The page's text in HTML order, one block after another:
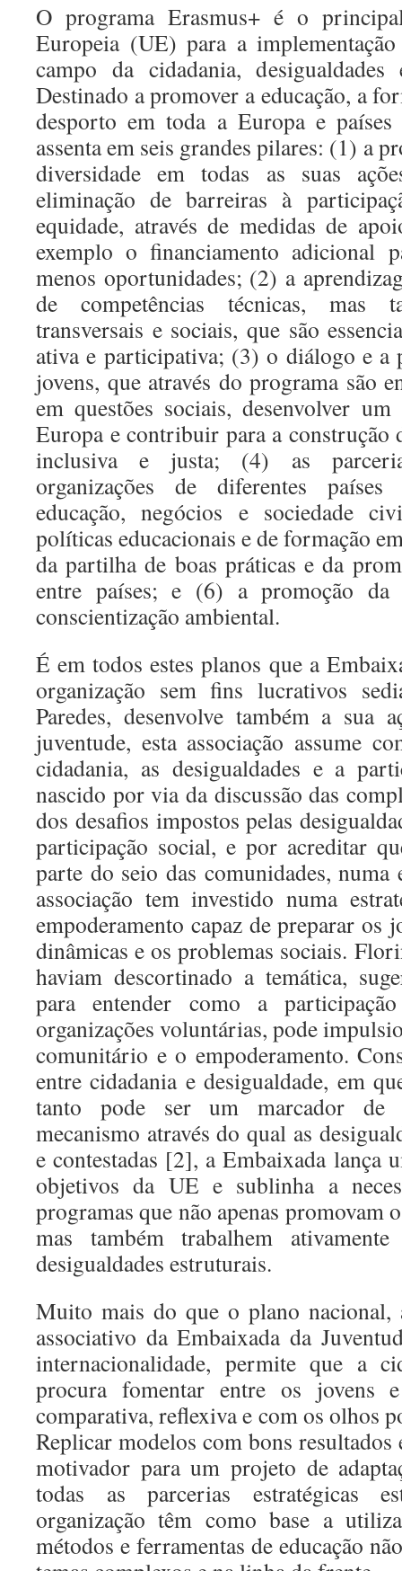
O programa Erasmus+ é o
Europeia (UE) para a
campo da cidadania,
Destinado a promover a educação, a
desporto em toda a Europa e
assenta em seis grandes pilares: (1) a
diversidade em todas as suas
eliminação de barreiras à
equidade, através de medidas de
exemplo o financiamento adicional
menos oportunidades; (2) a
de competências técnicas, mas
transversais e sociais, que são
ativa e participativa; (3) o diálogo e a
jovens, que através do programa são
em questões sociais, desenvolver
Europa e contribuir para a construção
inclusiva e justa; (4) as
organizações de diferentes
educação, negócios e sociedade
políticas educacionais e de formação
da partilha de boas práticas e da
entre países; e (6) a promoção da
conscientização ambiental.
É em todos estes planos que a
organização sem fins lucrativos
Paredes, desenvolve também a sua
juventude, esta associação assume
cidadania, as desigualdades e a
nascido por via da discussão das
dos desafios impostos pelas
participação social, e por acreditar
parte do seio das comunidades, numa
associação tem investido numa
empoderamento capaz de preparar os
dinâmicas e os problemas sociais.
haviam descortinado a temática,
para entender como a
organizações voluntárias, pode
comunitário e o empoderamento.
entre cidadania e desigualdade, em
tanto pode ser um marcador de
mecanismo através do qual as
e contestadas [2], a Embaixada lança
objetivos da UE e sublinha a
programas que não apenas promovam
mas também trabalhem
desigualdades estruturais.
Muito mais do que o plano nacional,
associativo da Embaixada da
internacionalidade, permite que a
procura fomentar entre os jovens
comparativa, reflexiva e com os olhos
Replicar modelos com bons resultados
motivador para um projeto de
todas as parcerias estratégicas
organização têm como base a
métodos e ferramentas de educação